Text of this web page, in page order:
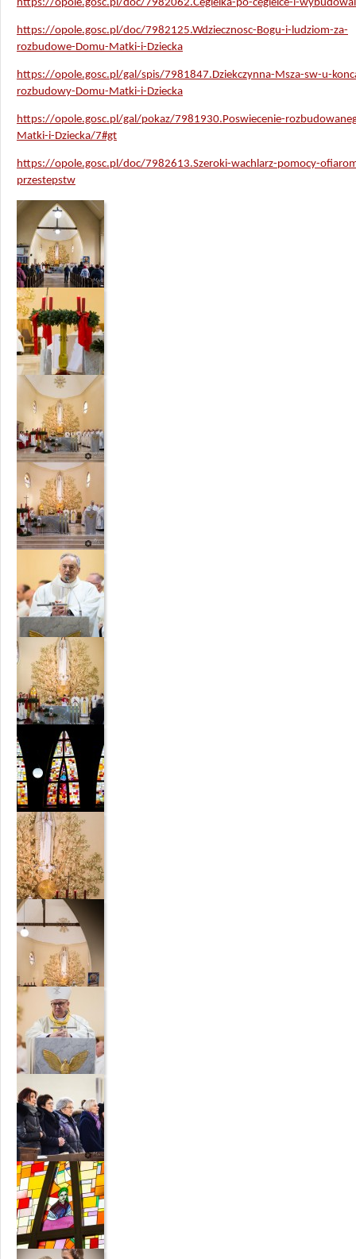
https://opole.gosc.pl/doc/7982062.Cegielka-po-cegielce-i-
https://opole.gosc.pl/doc/7982125.Wdziecznosc-Bogu-i-ludziom-za-
rozbudowe-Domu-Matki-i-Dziecka
https://opole.gosc.pl/gal/spis/7981847.Dziekczynna-Msza-sw-u-
rozbudowy-Domu-Matki-i-Dziecka
https://opole.gosc.pl/gal/pokaz/7981930.Poswiecenie-
Matki-i-Dziecka/7#gt
https://opole.gosc.pl/doc/7982613.Szeroki-wachlarz-pomocy-
przestepstw